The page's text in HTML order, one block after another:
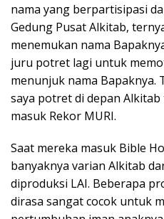
nama yang berpartisipasi
Gedung Pusat Alkitab,
menemukan nama
juru potret lagi untuk
menunjuk nama Bapaknya.
saya potret di depan
masuk Rekor MURI.
Saat mereka masuk Bible
banyaknya varian Alkitab
diproduksi LAI. Beberapa
dirasa sangat cocok untuk